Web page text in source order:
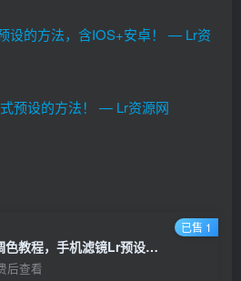
设的方法，含IOS+安卓！ — Lr资
预设的方法！ — Lr资源网
城市街拍橙黑色风格Lr调色教程，手机滤镜Lr预设下载！
后查看
已售 1